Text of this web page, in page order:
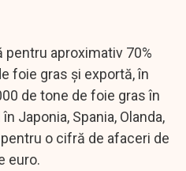
aproximativ 70%
foie gras şi exportă, în
de tone de foie gras în
Japonia, Spania, Olanda,
o cifră de afaceri de
euro.